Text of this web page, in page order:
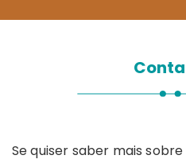
Se quiser saber mais